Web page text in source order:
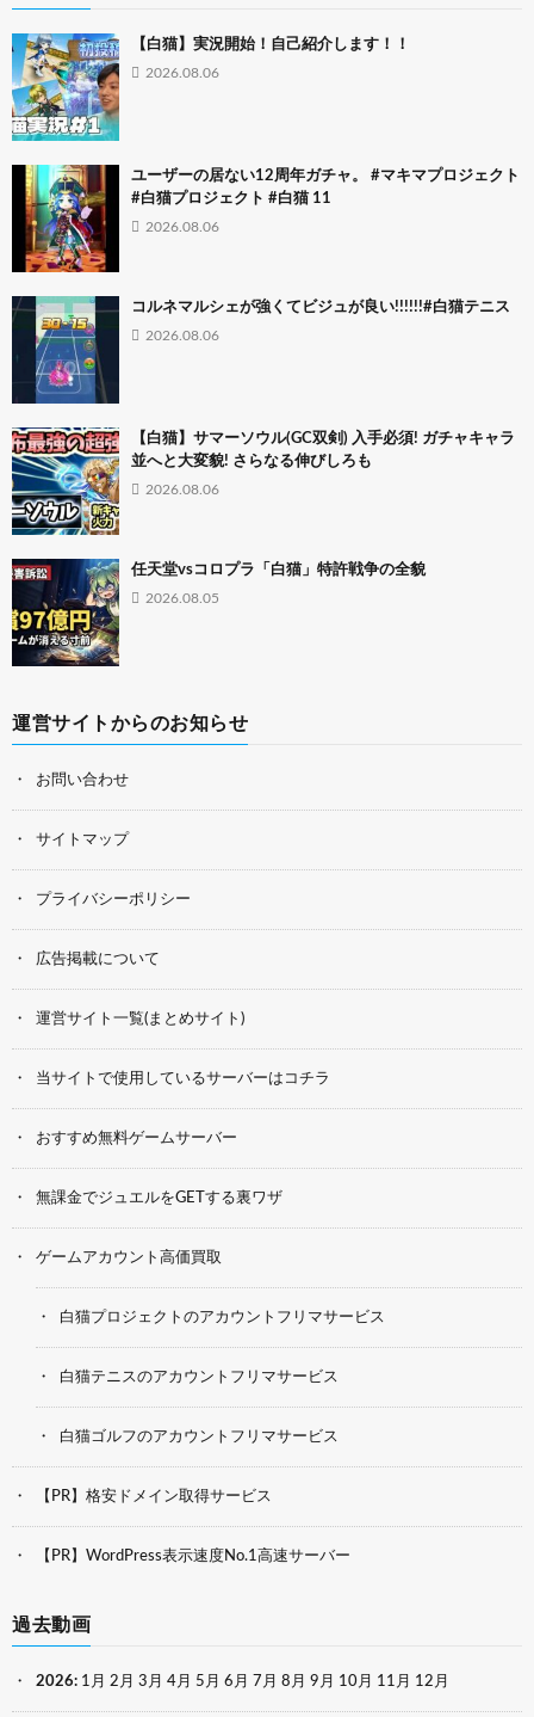
【白猫】実況開始！自己紹介します！！
2026.08.06
ユーザーの居ない12周年ガチャ。 #マキマプロジェクト
#白猫プロジェクト #白猫 11
2026.08.06
コルネマルシェが強くてビジュが良い!!!!!!#白猫テニス
2026.08.06
【白猫】サマーソウル(GC双剣) 入手必須! ガチャキャラ
並へと大変貌! さらなる伸びしろも
2026.08.06
任天堂vsコロプラ「白猫」特許戦争の全貌
2026.08.05
運営サイトからのお知らせ
お問い合わせ
サイトマップ
プライバシーポリシー
広告掲載について
運営サイト一覧(まとめサイト)
当サイトで使用しているサーバーはコチラ
おすすめ無料ゲームサーバー
無課金でジュエルをGETする裏ワザ
ゲームアカウント高価買取
白猫プロジェクトのアカウントフリマサービス
白猫テニスのアカウントフリマサービス
白猫ゴルフのアカウントフリマサービス
【PR】格安ドメイン取得サービス
【PR】WordPress表示速度No.1高速サーバー
過去動画
2026: 1月 2月 3月 4月 5月 6月 7月 8月 9月 10月 11月 12月